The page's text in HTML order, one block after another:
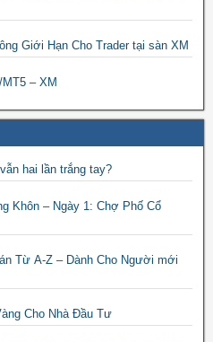
Giới Hạn Cho Trader tại sàn XM
– XM
hai lần trắng tay?
Khôn – Ngày 1: Chợ Phố Cổ
Từ A-Z – Dành Cho Người mới
Cho Nhà Đầu Tư